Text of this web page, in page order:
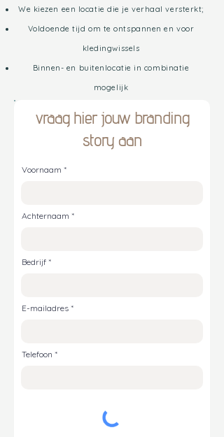
We kiezen een locatie die je verhaal versterkt;
Voldoende tijd om te ontspannen en voor
kledingwissels
Binnen- en buitenlocatie in combinatie
mogelijk
vraag hier jouw branding
story aan
Voornaam
Achternaam
Bedrijf
E-mailadres
Telefoon